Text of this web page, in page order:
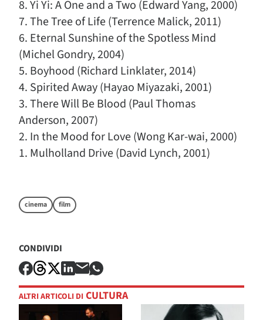
8. Yi Yi: A One and a Two (Edward Yang, 2000)
7. The Tree of Life (Terrence Malick, 2011)
6. Eternal Sunshine of the Spotless Mind
(Michel Gondry, 2004)
5. Boyhood (Richard Linklater, 2014)
4. Spirited Away (Hayao Miyazaki, 2001)
3. There Will Be Blood (Paul Thomas
Anderson, 2007)
2. In the Mood for Love (Wong Kar-wai, 2000)
1. Mulholland Drive (David Lynch, 2001)
cinema film
CONDIVIDI
ALTRI ARTICOLI DI CULTURA